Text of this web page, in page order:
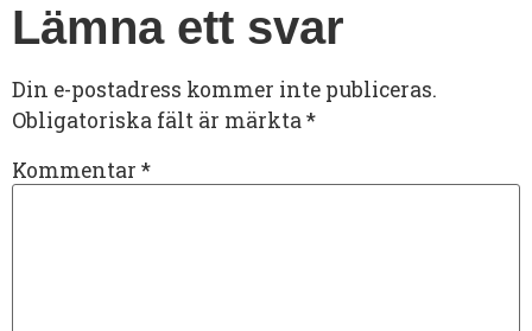
Lämna ett svar
Din e-postadress kommer inte publiceras.
Obligatoriska fält är märkta*
Kommentar *